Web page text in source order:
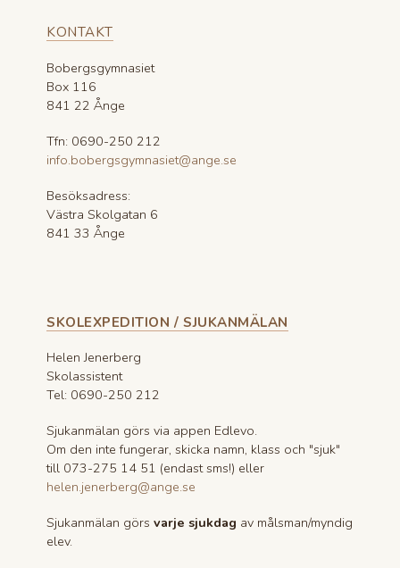
KONTAKT
Bobergsgymnasiet
Box 116
841 22 Ånge
Tfn: 0690-250 212
info.bobergsgymnasiet@ange.se
Besöksadress:
Västra Skolgatan 6
841 33 Ånge
SKOLEXPEDITION / SJUKANMÄLAN
Helen Jenerberg
Skolassistent
Tel: 0690-250 212
Sjukanmälan görs via appen Edlevo.
Om den inte fungerar, skicka namn, klass och "sjuk"
till 073-275 14 51 (endast sms!) eller
helen.jenerberg@ange.se
Sjukanmälan görs varje sjukdag av målsman/myndig
elev.